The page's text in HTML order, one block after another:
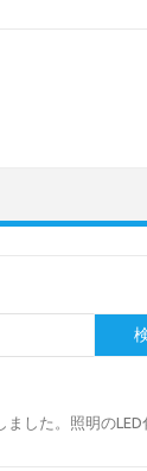
ました。照明のLED